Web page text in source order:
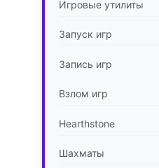
Игровые утилиты
Запуск игр
Запись игр
Взлом игр
Hearthstone
Шахматы